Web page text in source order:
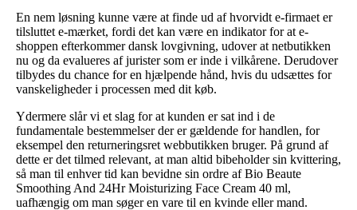
En nem løsning kunne være at finde ud af hvorvidt e-firmaet er
tilsluttet e-mærket, fordi det kan være en indikator for at e-
shoppen efterkommer dansk lovgivning, udover at netbutikken
nu og da evalueres af jurister som er inde i vilkårene. Derudover
tilbydes du chance for en hjælpende hånd, hvis du udsættes for
vanskeligheder i processen med dit køb.
Ydermere slår vi et slag for at kunden er sat ind i de
fundamentale bestemmelser der er gældende for handlen, for
eksempel den returneringsret webbutikken bruger. På grund af
dette er det tilmed relevant, at man altid bibeholder sin kvittering,
så man til enhver tid kan bevidne sin ordre af Bio Beaute
Smoothing And 24Hr Moisturizing Face Cream 40 ml,
uafhængig om man søger en vare til en kvinde eller mand.